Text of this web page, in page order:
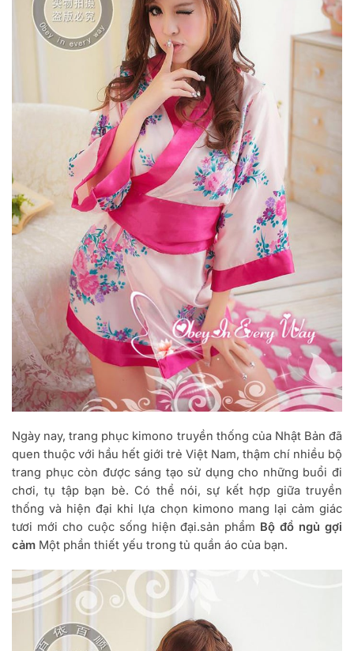
Ngày nay, trang phục kimono truyền thống của Nhật Bản đã
quen thuộc với hầu hết giới trẻ Việt Nam, thậm chí nhiều bộ
trang phục còn được sáng tạo sử dụng cho những buổi đi
chơi, tụ tập bạn bè. Có thể nói, sự kết hợp giữa truyền
thống và hiện đại khi lựa chọn kimono mang lại cảm giác
tươi mới cho cuộc sống hiện đại.sản phẩm Bộ đồ ngủ gợi
cảm Một phần thiết yếu trong tủ quần áo của bạn.